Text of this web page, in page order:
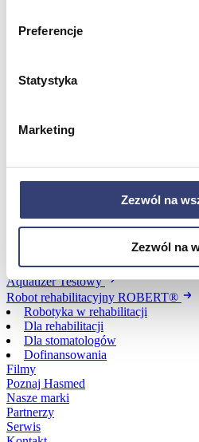
Preferencje
Statystyka
Marketing
Zezwól na
Zezwól na
Zdrowie i uroda
Zobacz wszystko
Dofinansowania
Wróć
Zobacz wszystko
Aquatizer Testowy
Robot rehabilitacyjny ROBERT®
Robotyka w rehabilitacji
Dla rehabilitacji
Dla stomatologów
Dofinansowania
Filmy
Poznaj Hasmed
Nasze marki
Partnerzy
Serwis